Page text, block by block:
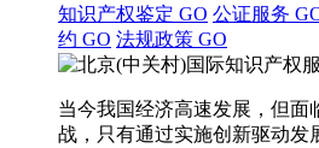
知识产权鉴定 GO 公证服务
约 GO 法规政策 GO
当今我国经济高速发展，但面
战，只有通过实施创新驱动发